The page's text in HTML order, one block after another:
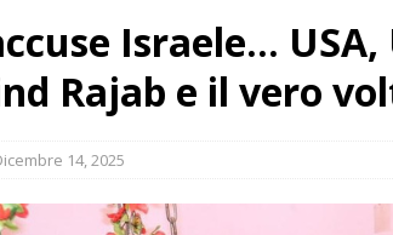
Israele…
Rajab e il vero
14, 2025